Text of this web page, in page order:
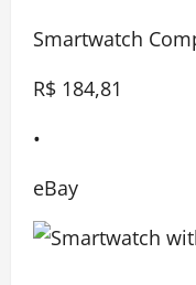
Smartwatch
R$ 184,81
•
eBay